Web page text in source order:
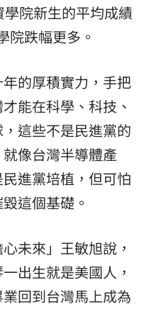
院新生的平均成績
院跌幅更多。
的厚積實力，手把
能在科學、科技、
這些不是民進黨的
像台灣半導體產
進黨培植，但可怕
這個基礎。
未來」王敏旭說，
出生就是美國人，
回到台灣馬上成為